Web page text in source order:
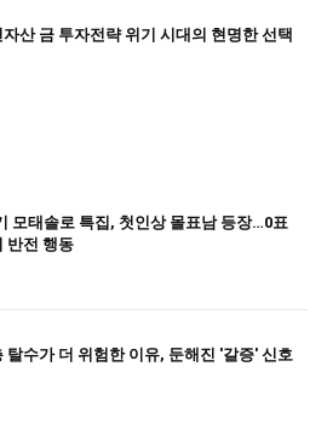
산 금 투자전략 위기 시대의 현명한 선택
모태솔로 특집, 첫인상 몰표남 등장…0표
반전 행동
탈수가 더 위험한 이유, 둔해진 '갈증' 신호